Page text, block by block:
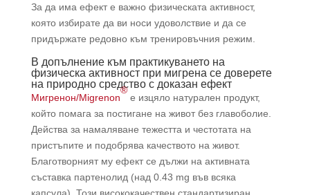
За да има ефект е важно физическата активност,
която избирате да ви носи удоволствие и да се
придържате редовно към тренировъчния режим.
В допълнение към практикуването на
физическа активност при мигрена се доверете
на природно средство с доказан ефект
Мигренон/Migrenon
®
е изцяло натурален продукт,
който помага за постигане на живот без главоболие.
Действа за намаляване тежестта и честотата на
пристъпите и подобрява качеството на живот.
Благотворният му ефект се дължи на активната
съставка партенолид (над 0.43 mg във всяка
капсула). Този висококачествен стандартизиран